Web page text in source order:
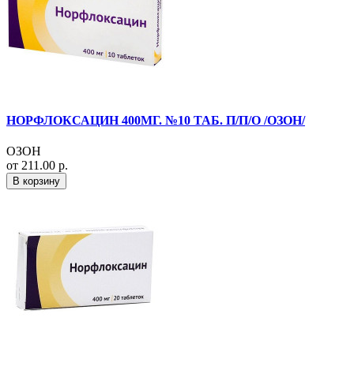
НОРФЛОКСАЦИН 400МГ. №10 ТАБ. П/П/О /ОЗОН/
ОЗОН
от 211.00 р.
В корзину